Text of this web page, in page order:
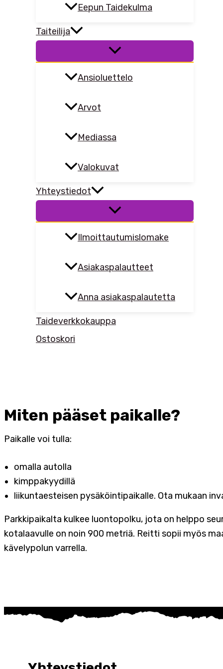
Eepun Taidekulma
Taiteilija
Ansioluettelo
Arvot
Mediassa
Valokuvat
Yhteystiedot
Ilmoittautumislomake
Asiakaspalautteet
Anna asiakaspalautetta
Taideverkkokauppa
Ostoskori
Miten pääset paikalle?
Paikalle voi tulla:
omalla autolla
kimppakyydillä
liikuntaesteisen pysäköintipaikalle. Ota mukaan
Parkkipaikalta kulkee luontopolku, jota on helppo
kotalaavulle on noin 900 metriä. Reitti sopii myös
kävelypolun varrella.